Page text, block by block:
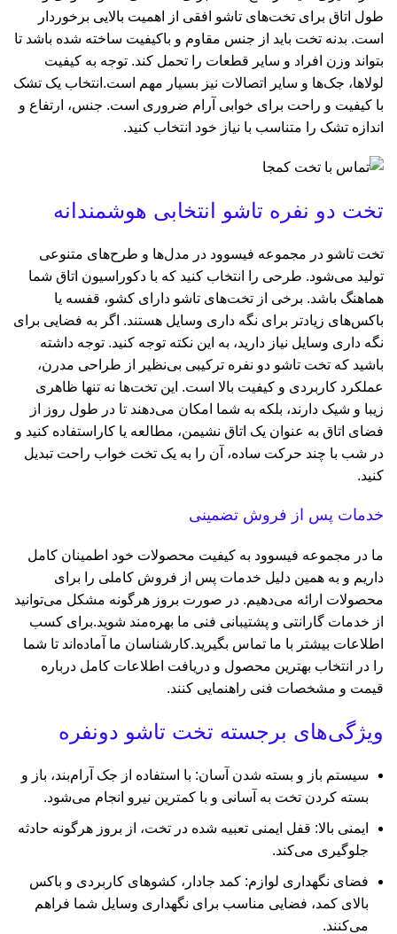
طول اتاق برای تخت‌های تاشو افقی از اهمیت بالایی برخوردار
است. بدنه تخت باید از جنس مقاوم و باکیفیت ساخته شده باشد تا
بتواند وزن افراد و سایر قطعات را تحمل کند. توجه به کیفیت
لولاها، جک‌ها و سایر اتصالات نیز بسیار مهم است.انتخاب یک تشک
با کیفیت و راحت برای خوابی آرام ضروری است. جنس، ارتفاع و
اندازه تشک را متناسب با نیاز خود انتخاب کنید.
تخت دو نفره تاشو انتخابی هوشمندانه
تخت‌ تاشو در مجموعه فیسوود در مدل‌ها و طرح‌های متنوعی
تولید می‌شود. طرحی را انتخاب کنید که با دکوراسیون اتاق شما
هماهنگ باشد. برخی از تخت‌های تاشو دارای کشو، قفسه یا
باکس‌های زیادتر برای نگه داری وسایل هستند. اگر به فضایی برای
نگه داری وسایل نیاز دارید، به این نکته توجه کنید. توجه داشته
باشید که تخت تاشو دو نفره ترکیبی بی‌نظیر از طراحی مدرن،
عملکرد کاربردی و کیفیت بالا است. این تخت‌ها نه تنها ظاهری
زیبا و شیک دارند، بلکه به شما امکان می‌دهند تا در طول روز از
فضای اتاق به عنوان یک اتاق نشیمن، مطالعه یا کاراستفاده کنید و
در شب با چند حرکت ساده، آن را به یک تخت خواب راحت تبدیل
کنید.
خدمات پس از فروش تضمینی
ما در مجموعه فیسوود به کیفیت محصولات خود اطمینان کامل
داریم و به همین دلیل خدمات پس از فروش کاملی را برای
محصولات ارائه می‌دهیم. در صورت بروز هرگونه مشکل می‌توانید
از خدمات گارانتی و پشتیبانی فنی ما بهره‌مند شوید.برای کسب
اطلاعات بیشتر با ما تماس بگیرید.کارشناسان ما آماده‌اند تا شما
را در انتخاب بهترین محصول و دریافت اطلاعات کامل درباره
قیمت و مشخصات فنی راهنمایی کنند.
ویژگی‌های برجسته تخت تاشو دونفره
سیستم باز و بسته شدن آسان: با استفاده از جک آرام‌بند، باز و
بسته کردن تخت به آسانی و با کمترین نیرو انجام می‌شود.
ایمنی بالا: قفل ایمنی تعبیه شده در تخت، از بروز هرگونه حادثه
جلوگیری می‌کند.
فضای نگهداری لوازم: کمد جادار، کشوهای کاربردی و باکس
بالای کمد، فضایی مناسب برای نگهداری وسایل شما فراهم
می‌کنند.